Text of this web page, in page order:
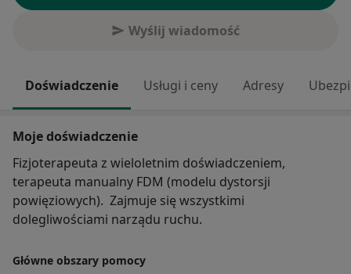
Wyślij wiadomość
Doświadczenie Usługi i ceny Adresy
Moje doświadczenie
Fizjoterapeuta z wieloletnim doświadczeniem,
terapeuta manualny FDM (modelu dystorsji
powięziowych). Zajmuje się wszystkimi
dolegliwościami narządu ruchu.
Główne obszary pomocy